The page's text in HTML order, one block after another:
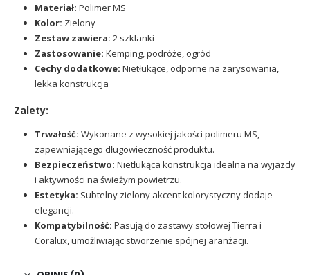
Materiał: Polimer MS
Kolor: Zielony
Zestaw zawiera: 2 szklanki
Zastosowanie: Kemping, podróże, ogród
Cechy dodatkowe: Nietłukące, odporne na zarysowania,
lekka konstrukcja
Zalety:
Trwałość: Wykonane z wysokiej jakości polimeru MS,
zapewniającego długowieczność produktu.
Bezpieczeństwo: Nietłukąca konstrukcja idealna na wyjazdy
i aktywności na świeżym powietrzu.
Estetyka: Subtelny zielony akcent kolorystyczny dodaje
elegancji.
Kompatybilność: Pasują do zastawy stołowej Tierra i
Coralux, umożliwiając stworzenie spójnej aranżacji.